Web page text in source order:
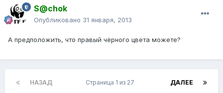
S@chok
Опубликовано 31 января, 2013
А предположить, что правый чёрного цвета можете?
НАЗАД ДАЛЕЕ
Страница 1 из 27